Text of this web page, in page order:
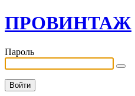
ПРОВИНТАЖ
Пароль